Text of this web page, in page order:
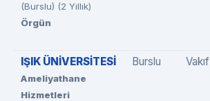
(Burslu) (2 Yıllık)
Örgün
IŞIK ÜNİVERSİTESİ
Ameliyathane
Hizmetleri
Burslu Vakıf